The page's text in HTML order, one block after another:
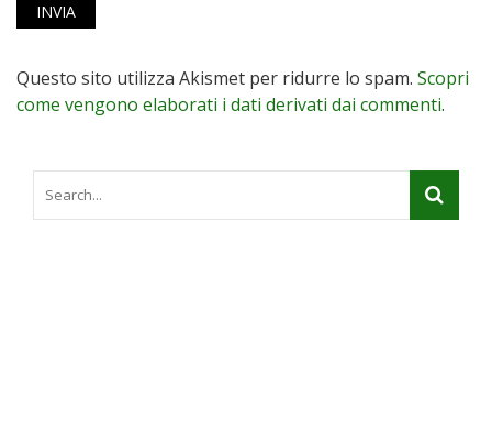
Questo sito utilizza Akismet per ridurre lo spam. Scopri
come vengono elaborati i dati derivati dai commenti.